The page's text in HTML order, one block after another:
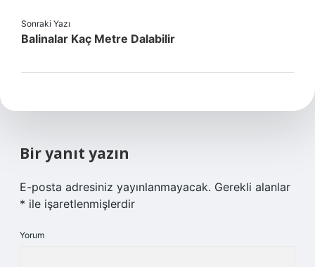
Sonraki Yazı
Balinalar Kaç Metre Dalabilir
Bir yanıt yazın
E-posta adresiniz yayınlanmayacak. Gerekli alanlar
* ile işaretlenmişlerdir
Yorum